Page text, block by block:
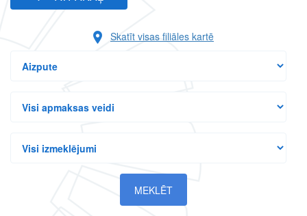
Skatīt visas filiāles kartē
pilsētas
apmaksas
izmeklējumi